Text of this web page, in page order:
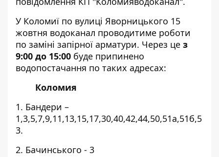
У Коломиї по вулиці Яворницького 15
жовтня водоканал проводитиме роботи
по заміні запірної арматури. Через це з
9:00 до 15:00 буде припинено
водопостачання по таких адресах:
Коломия
1. Бандери –
1,3,5,7,9,11,13,15,17,30,40,42,44,50,51а,51б,5
3.
2. Бачинського - 3